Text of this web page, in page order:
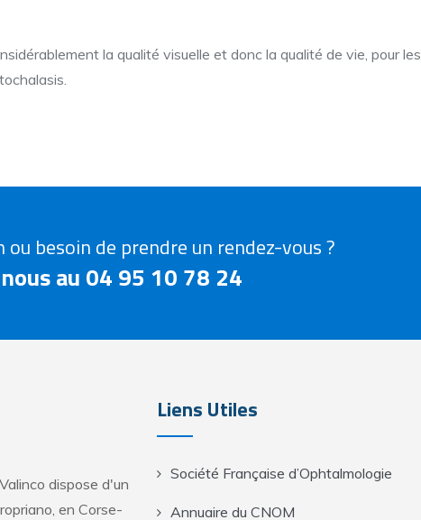
la qualité visuelle et donc la qualité de vie, pour les
ou besoin de prendre un rendez-vous ?
au 04 95 10 78 24
dispose d'un
en Corse-
Liens Utiles
Société Française d’Ophtalmologie
Annuaire du CNOM